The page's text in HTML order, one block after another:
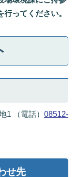
ってください。
1 （電話） 08512-
せ先